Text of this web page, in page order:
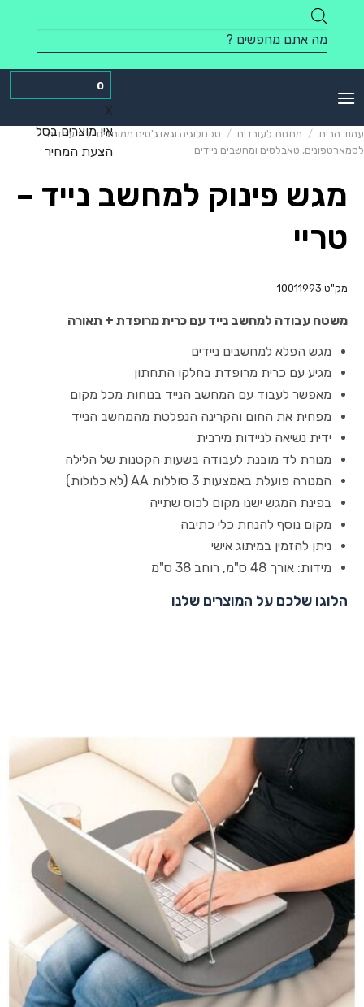
content
Products
search
0
X
אין מוצרים בסל
הצעת המחיר
עמוד הבית / מתנות לעובדים / טכנולוגיה וגאדג'טים ממותגים / מעמדים
לסמארטפונים, טאבלטים ומחשבים ניידים
מגש פינוק למחשב נייד –
טריי
מק"ט 10011993
משטח עבודה למחשב נייד עם כרית מרופדת + תאורה
מגש הפלא למחשבים ניידים
מגיע עם כרית מרופדת בחלקו התחתון
מאפשר לעבוד עם המחשב הנייד בנוחות מכל מקום
מפחית את החום והקרינה הנפלטת מהמחשב הנייד
ידית נשיאה לניידות מירבית
מנורת לד מובנת לעבודה בשעות הקטנות של הלילה
המנורה פועלת באמצעות 3 סוללות AA (לא כלולות)
בפינת המגש ישנו מקום לכוס שתייה
מקום נוסף להנחת כלי כתיבה
ניתן להזמין במיתוג אישי
מידות: אורך 48 ס"מ, רוחב 38 ס"מ
הלוגו שלכם על המוצרים שלנו